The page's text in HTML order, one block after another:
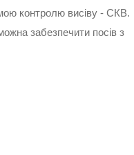
контролю висіву - СКВ.
забезпечити посів з